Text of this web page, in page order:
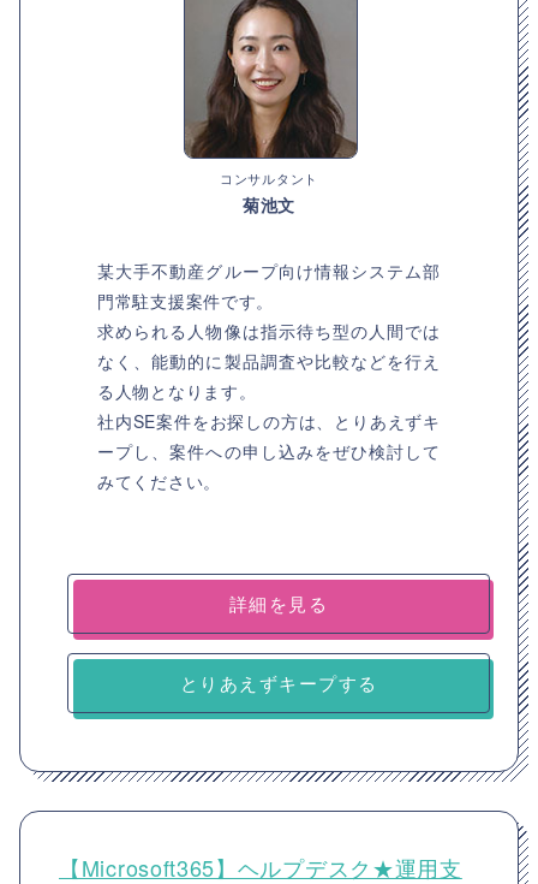
コンサルタント
菊池文
某大手不動産グループ向け情報システム部
門常駐支援案件です。
求められる人物像は指示待ち型の人間では
なく、能動的に製品調査や比較などを行え
る人物となります。
社内SE案件をお探しの方は、とりあえずキ
ープし、案件への申し込みをぜひ検討して
みてください。
詳細を見る
とりあえずキープする
【Microsoft365】ヘルプデスク★運用支